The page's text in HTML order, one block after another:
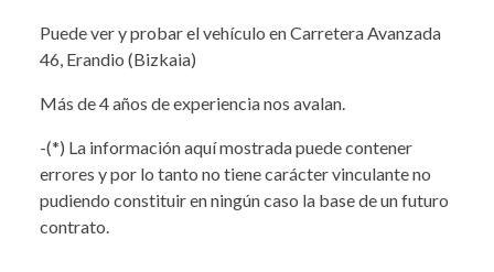
Puede ver y probar el vehículo en Carretera Avanzada
46, Erandio (Bizkaia)
Más de 4 años de experiencia nos avalan.
-(*) La información aquí mostrada puede contener
errores y por lo tanto no tiene carácter vinculante no
pudiendo constituir en ningún caso la base de un futuro
contrato.